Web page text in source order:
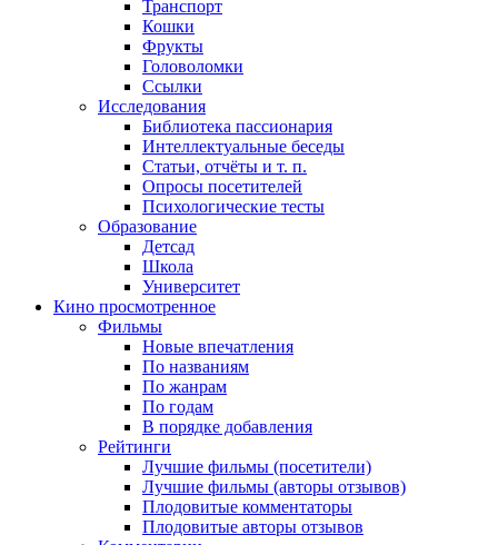
Транспорт
Кошки
Фрукты
Головоломки
Ссылки
Исследования
Библиотека пассионария
Интеллектуальные беседы
Статьи, отчёты и т. п.
Опросы посетителей
Психологические тесты
Образование
Детсад
Школа
Университет
Кино просмотренное
Фильмы
Новые впечатления
По названиям
По жанрам
По годам
В порядке добавления
Рейтинги
Лучшие фильмы (посетители)
Лучшие фильмы (авторы отзывов)
Плодовитые комментаторы
Плодовитые авторы отзывов